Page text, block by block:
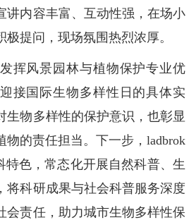
讲内容丰富、互动性强，在场小
提问，现场氛围热烈浓厚。
风景园林与植物保护专业优
接国际生物多样性日的具体实
生物多样性的保护意识，也彰显
物的责任担当。下一步，ladbrok
特色，常态化开展自然科普、生
将科研成果与社会科普服务深度
会责任，助力城市生物多样性保